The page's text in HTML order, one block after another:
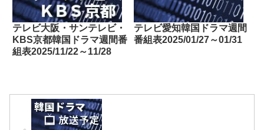
テレビ大阪・サンテレビ・
KBS京都韓国ドラマ週間番
組表2025/11/22～11/28
テレビ愛知韓国ドラマ週間
番組表2025/01/27～01/31